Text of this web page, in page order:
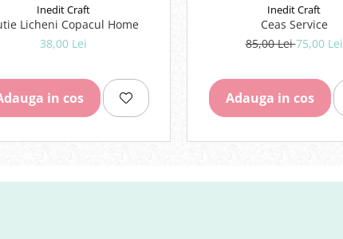
Inedit Craft
Cutie Licheni Copacul Home
38,00 Lei
in cos
Inedit Craft
Ceas Service
85,00 Lei75,00 Lei
Adauga in cos